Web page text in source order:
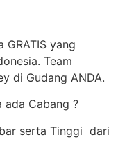
GRATIS yang
Team
di Gudang ANDA.
ada Cabang ?
serta Tinggi dari